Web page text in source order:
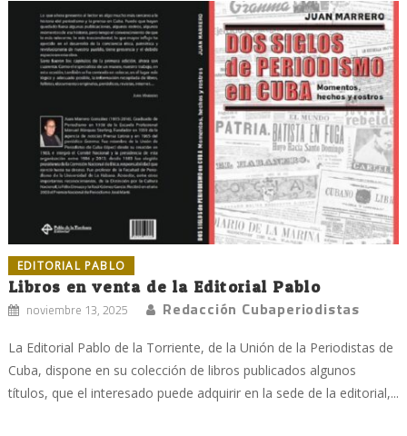
EDITORIAL PABLO
Libros en venta de la Editorial Pablo
noviembre 13, 2025 Redacción Cubaperiodistas
La Editorial Pablo de la Torriente, de la Unión de la Periodistas de
Cuba, dispone en su colección de libros publicados algunos
títulos, que el interesado puede adquirir en la sede de la editorial,...